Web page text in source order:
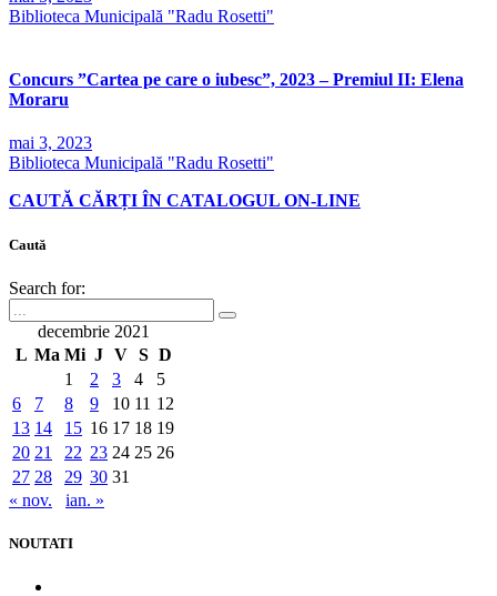
Biblioteca Municipală "Radu Rosetti"
Concurs ”Cartea pe care o iubesc”, 2023 – Premiul II: Elena
Moraru
mai 3, 2023
Biblioteca Municipală "Radu Rosetti"
CAUTĂ CĂRȚI ÎN CATALOGUL ON-LINE
Caută
Search for:
decembrie 2021
L Ma Mi J V S D
1
2 3 4
5
6
7 8 9 10 11 12
13 14 15 16 17 18 19
20 21 22 23 24 25 26
27 28 29 30 31
« nov.
ian. »
NOUTATI